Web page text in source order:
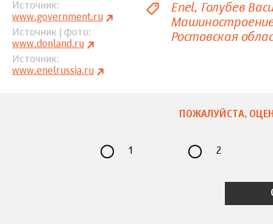
Источник
www.government.ru
Источник | фото
www.donland.ru
Источник
www.enelrussia.ru
Enel Голубев
Ростовская
ПОЖАЛУЙСТА,
1 2